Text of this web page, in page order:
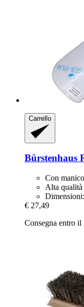
Carrello
Bürstenhaus
Con
Alta qualità
€ 27,49
Consegna entro